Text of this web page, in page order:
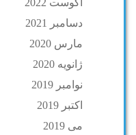
دسامبر 2021
مارس 2020
ژانویه 2020
نوامبر 2019
اکتبر 2019
می 2019